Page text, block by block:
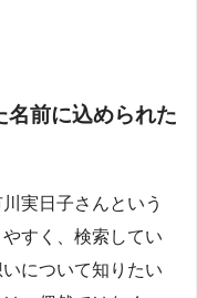
名前に込められた
実日子さんという
すく、検索してい
について知りたい